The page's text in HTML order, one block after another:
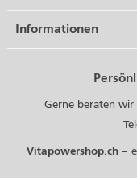
Informationen
Gerne beraten wir
Vitapowershop.ch –